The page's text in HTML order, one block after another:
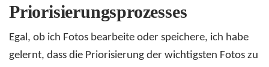
Priorisierungsprozesses
Egal, ob ich Fotos bearbeite oder speichere, ich habe
gelernt, dass die Priorisierung der wichtigsten Fotos zu